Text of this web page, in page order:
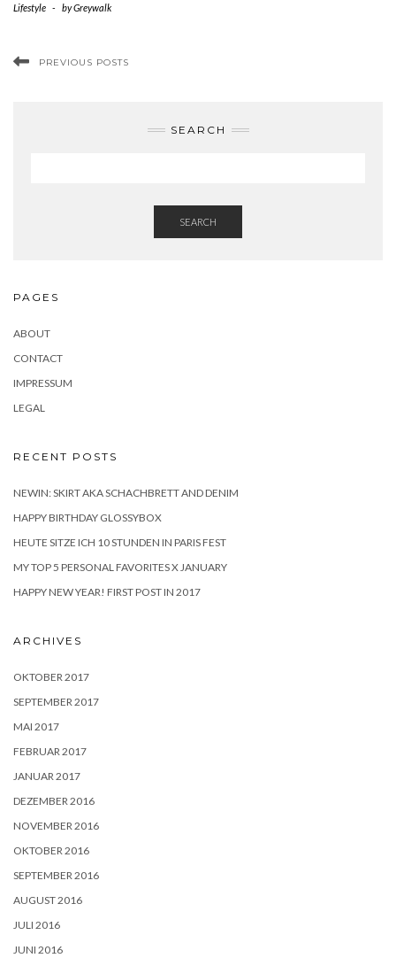
Lifestyle - byGreywalk
PREVIOUS POSTS
SEARCH
SEARCH
PAGES
ABOUT
CONTACT
IMPRESSUM
LEGAL
RECENT POSTS
NEWIN: SKIRT AKA SCHACHBRETT AND DENIM
HAPPY BIRTHDAY GLOSSYBOX
HEUTE SITZE ICH 10 STUNDEN IN PARIS FEST
MY TOP 5 PERSONAL FAVORITES X JANUARY
HAPPY NEW YEAR! FIRST POST IN 2017
ARCHIVES
OKTOBER 2017
SEPTEMBER 2017
MAI 2017
FEBRUAR 2017
JANUAR 2017
DEZEMBER 2016
NOVEMBER 2016
OKTOBER 2016
SEPTEMBER 2016
AUGUST 2016
JULI 2016
JUNI 2016